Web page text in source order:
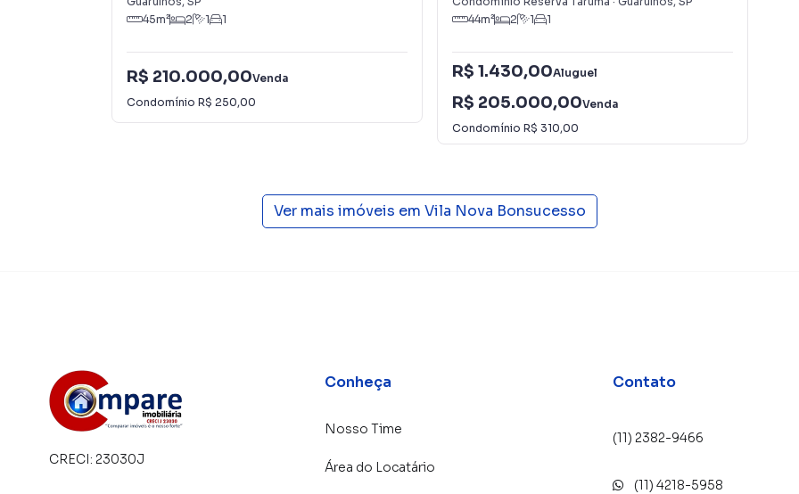
45m² 2 1 1
R$ 210.000,00Venda
Condomínio R$ 250,00
44m² 2 1 1
R$ 1.430,00Aluguel
R$ 205.000,00Venda
Condomínio R$ 310,00
Ver mais imóveis em Vila Nova Bonsucesso
CRECI: 23030J
Conheça
Nosso Time
Área do Locatário
Contato
(11) 2382-9466
(11) 4218-5958